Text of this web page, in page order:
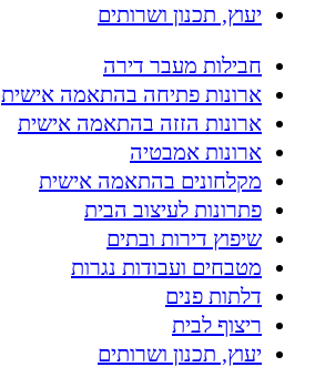
יעוץ, תכנון ושרותים
חבילות מעבר דירה
ארונות פתיחה בהתאמה אישית
ארונות הזזה בהתאמה אישית
ארונות אמבטיה
מקלחונים בהתאמה אישית
פתרונות לעיצוב הבית
שיפוץ דירות ובתים
מטבחים ועבודות נגרות
דלתות פנים
ריצוף לבית
יעוץ, תכנון ושרותים